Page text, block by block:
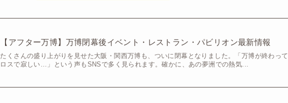
【アフター万博】万博閉幕後イベント・レストラン・パビリオン最新情報
たくさんの盛り上がりを見せた大阪・関西万博も、ついに閉幕となりました。「万博が終わって
ロスで寂しい…」という声もSNSで多く見られます。確かに、あの夢洲での熱気...